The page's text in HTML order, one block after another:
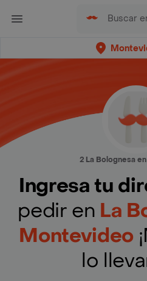
2 La Bolognesa
Ingresa tu
pedir en La
Montevideo
lo